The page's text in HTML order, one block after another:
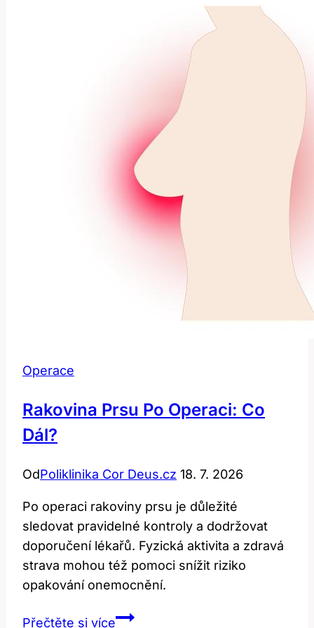
Operace
Rakovina Prsu Po Operaci: Co
Dál?
OdPoliklinika Cor Deus.cz 18. 7. 2026
Po operaci rakoviny prsu je důležité
sledovat pravidelné kontroly a dodržovat
doporučení lékařů. Fyzická aktivita a zdravá
strava mohou též pomoci snížit riziko
opakování onemocnění.
Přečtěte si víceRakovina